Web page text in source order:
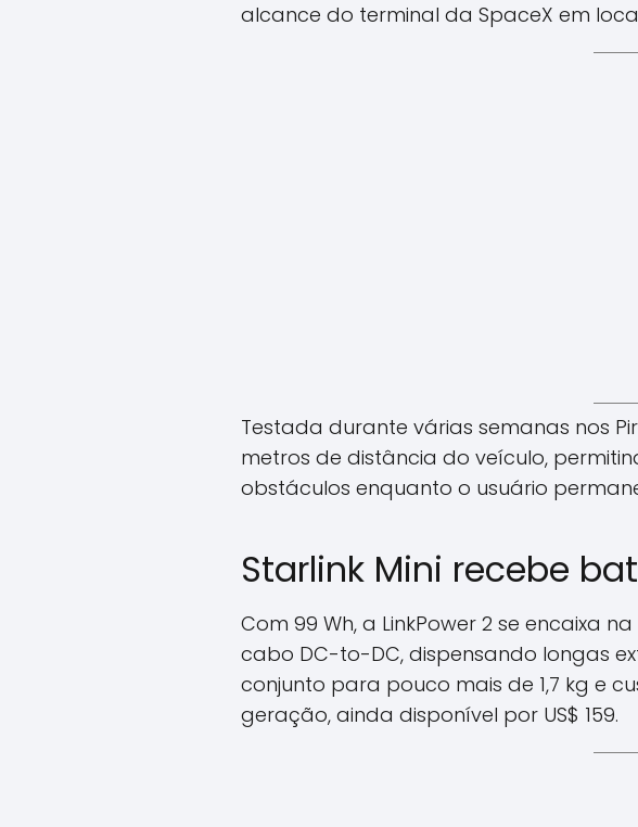
alcance do terminal da SpaceX em
Testada durante várias semanas nos
metros de distância do veículo,
obstáculos enquanto o usuário
Starlink Mini recebe
Com 99 Wh, a LinkPower 2 se encaixa
cabo DC-to-DC, dispensando longas
conjunto para pouco mais de 1,7 kg e
geração, ainda disponível por US$ 159.